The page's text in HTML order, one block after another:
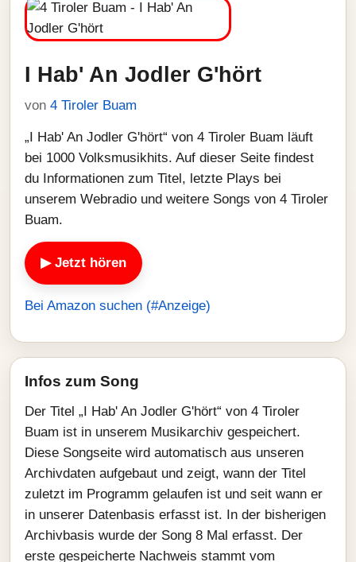
I Hab' An Jodler G'hört
von 4 Tiroler Buam
„I Hab' An Jodler G'hört“ von 4 Tiroler Buam läuft
bei 1000 Volksmusikhits. Auf dieser Seite findest
du Informationen zum Titel, letzte Plays bei
unserem Webradio und weitere Songs von 4 Tiroler
Buam.
▶ Jetzt hören
Bei Amazon suchen (#Anzeige)
Infos zum Song
Der Titel „I Hab' An Jodler G'hört“ von 4 Tiroler
Buam ist in unserem Musikarchiv gespeichert.
Diese Songseite wird automatisch aus unseren
Archivdaten aufgebaut und zeigt, wann der Titel
zuletzt im Programm gelaufen ist und seit wann er
in unserer Datenbasis erfasst ist. In der bisherigen
Archivbasis wurde der Song 8 Mal erfasst. Der
erste gespeicherte Nachweis stammt vom